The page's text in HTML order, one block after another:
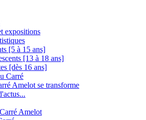
expositions
[5 à 15 ans]
[13 à 18 ans]
[dès 16 ans]
Carré
Amelot se transforme
Amelot